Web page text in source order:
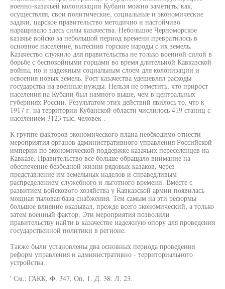
военно-казачьей колонизации Кубани можно заметить, как,
осуществляя, свои политические, социальные и экономические
задачи, царское правительство методично и настойчиво
наращивало здесь силы казачества. Небольшое Черноморское
казачье войско за небольшой период времени превратилось в
основное население, вытеснив горские народы с их земель.
Казачество служило для правительства не только военной силой в
борьбе с беспокойными горцами во время длительной Кавказской
войны, но и надежным социальным слоем для колонизации и
освоения новых земель. Рост казачества удешевлял расходы
государства на военные нужды. Нельзя не отметить, что прирост
населения на Кубани был намного выше, чем в центральных
губерниях России. Результатом этих действий явилось то, что к
1917 г. на территории Кубанской области числилось 419 станиц с
населением 3123 тыс. человек .
К группе факторов экономического плана необходимо отнести
мероприятия органов административного управления Российской
империи по экономической поддержке казачьих переселенцев на
Кавказе. Правительство все больше обращало внимание на
обеспечение безбедной жизни рядовых казаков, через
представление им земельных наделов и справедливым
распределением служебного и льготного времени. Вместе с
развитием войскового хозяйства у Кавказской армии появилась
мощная тыловая база снабжения. Тем самым на эти реформы
большое влияние оказывал, прежде всего экономический, а только
затем военный фактор. Эти мероприятия позволили
правительству найти в казачестве надежную опору для проведения
государственной политики в регионе.
Также были установлены два основных периода проведения
реформ управления и административно - территориального
устройства.
' См.: ГАКК. Ф. 347. Оп. 1. Д. 38. Л. 23.